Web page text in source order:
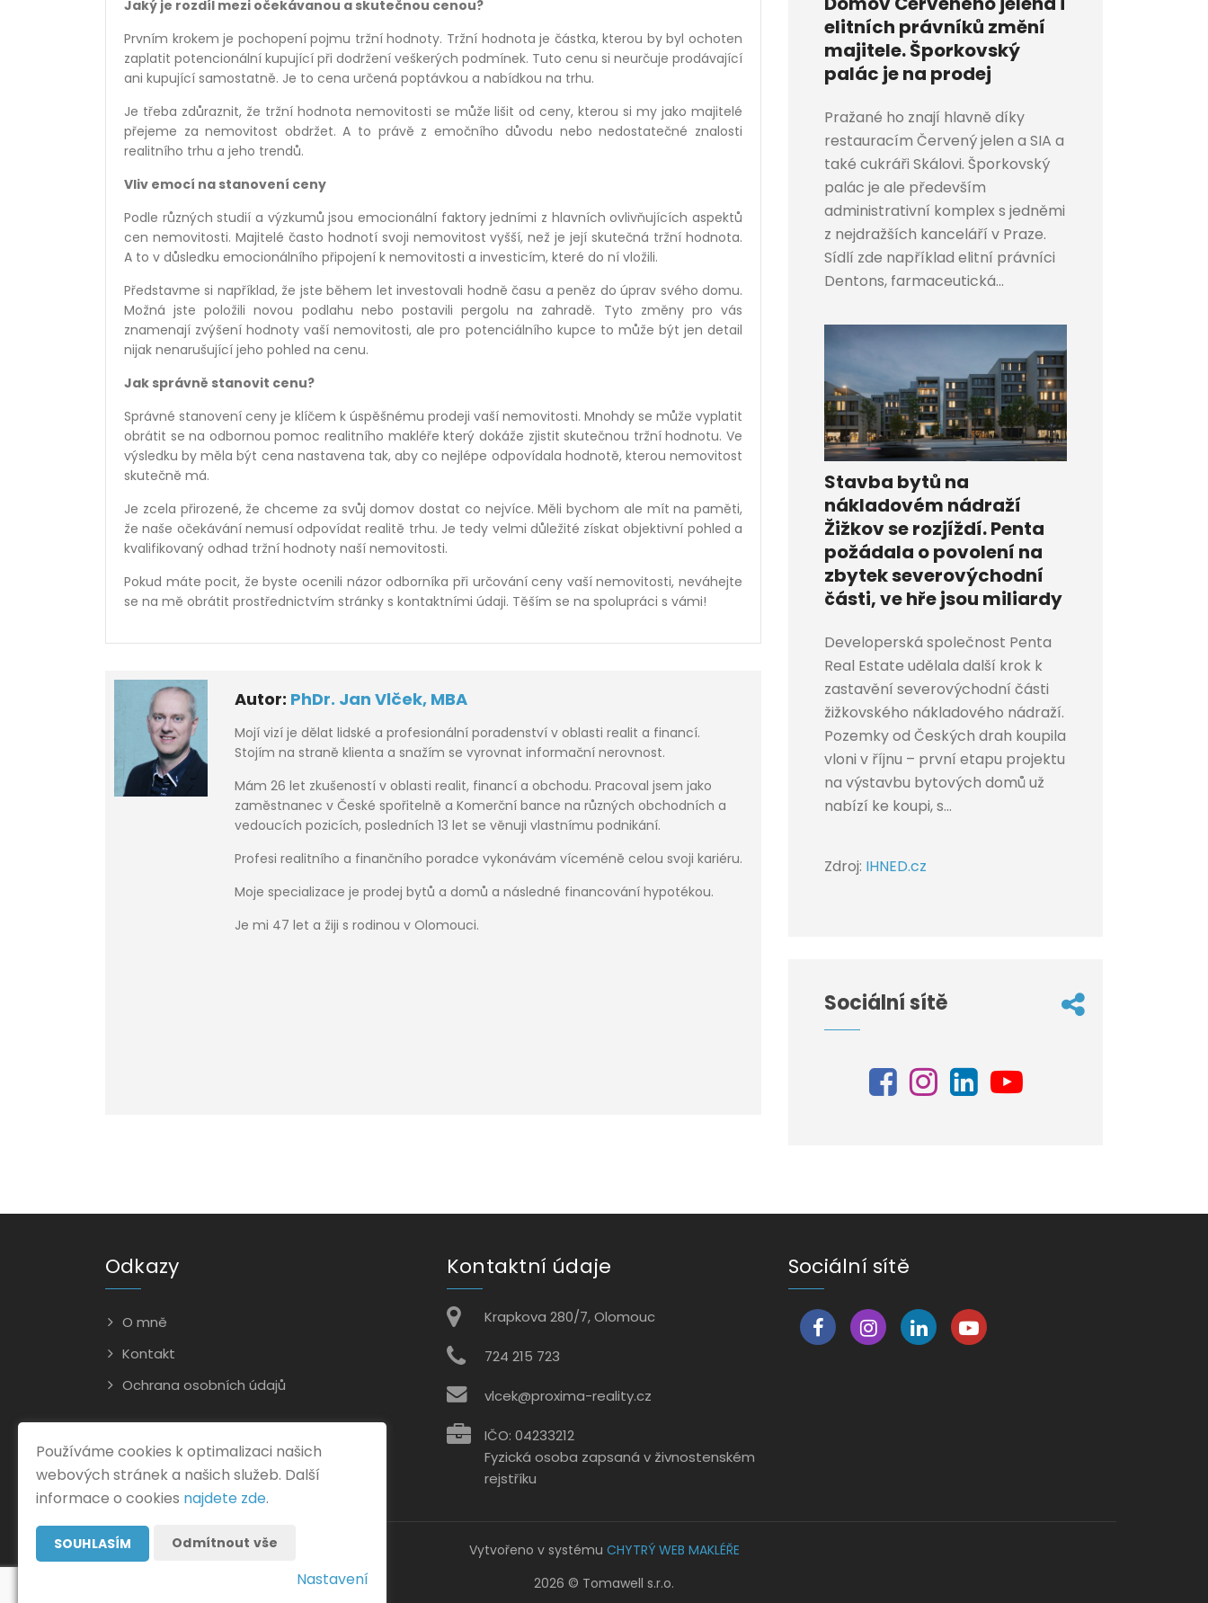
Jaký je rozdíl mezi očekávanou a skutečnou cenou?
Prvním krokem je pochopení pojmu tržní hodnoty. Tržní hodnota je částka, kterou by byl ochoten
zaplatit potencionální kupující při dodržení veškerých podmínek. Tuto cenu si neurčuje prodávající
ani kupující samostatně. Je to cena určená poptávkou a nabídkou na trhu.
Je třeba zdůraznit, že tržní hodnota nemovitosti se může lišit od ceny, kterou si my jako majitelé
přejeme za nemovitost obdržet. A to právě z emočního důvodu nebo nedostatečné znalosti
realitního trhu a jeho trendů.
Vliv emocí na stanovení ceny
Podle různých studií a výzkumů jsou emocionální faktory jedními z hlavních ovlivňujících aspektů
cen nemovitosti. Majitelé často hodnotí svoji nemovitost vyšší, než je její skutečná tržní hodnota.
A to v důsledku emocionálního připojení k nemovitosti a investicím, které do ní vložili.
Představme si například, že jste během let investovali hodně času a peněz do úprav svého domu.
Možná jste položili novou podlahu nebo postavili pergolu na zahradě. Tyto změny pro vás
znamenají zvýšení hodnoty vaší nemovitosti, ale pro potenciálního kupce to může být jen detail
nijak nenarušující jeho pohled na cenu.
Jak správně stanovit cenu?
Správné stanovení ceny je klíčem k úspěšnému prodeji vaší nemovitosti. Mnohdy se může vyplatit
obrátit se na odbornou pomoc realitního makléře který dokáže zjistit skutečnou tržní hodnotu. Ve
výsledku by měla být cena nastavena tak, aby co nejlépe odpovídala hodnotě, kterou nemovitost
skutečně má.
Je zcela přirozené, že chceme za svůj domov dostat co nejvíce. Měli bychom ale mít na paměti,
že naše očekávání nemusí odpovídat realitě trhu. Je tedy velmi důležité získat objektivní pohled a
kvalifikovaný odhad tržní hodnoty naší nemovitosti.
Pokud máte pocit, že byste ocenili názor odborníka při určování ceny vaší nemovitosti, neváhejte
se na mě obrátit prostřednictvím stránky s kontaktními údaji. Těším se na spolupráci s vámi!
Autor: PhDr. Jan Vlček, MBA
Mojí vizí je dělat lidské a profesionální poradenství v oblasti realit a financí.
Stojím na straně klienta a snažím se vyrovnat informační nerovnost.
Mám 26 let zkušeností v oblasti realit, financí a obchodu. Pracoval jsem jako
zaměstnanec v České spořitelně a Komerční bance na různých obchodních a
vedoucích pozicích, posledních 13 let se věnuji vlastnímu podnikání.
Profesi realitního a finančního poradce vykonávám víceméně celou svoji kariéru.
Moje specializace je prodej bytů a domů a následné financování hypotékou.
Je mi 47 let a žiji s rodinou v Olomouci.
elitních právníků změní
majitele. Šporkovský
palác je na prodej
Pražané ho znají hlavně díky
restauracím Červený jelen a SIA a
také cukráři Skálovi. Šporkovský
palác je ale především
administrativní komplex s jedněmi
z nejdražších kanceláří v Praze.
Sídlí zde například elitní právníci
Dentons, farmaceutická...
Stavba bytů na
nákladovém nádraží
Žižkov se rozjíždí. Penta
požádala o povolení na
zbytek severovýchodní
části, ve hře jsou miliardy
Developerská společnost Penta
Real Estate udělala další krok k
zastavění severovýchodní části
žižkovského nákladového nádraží.
Pozemky od Českých drah koupila
vloni v říjnu – první etapu projektu
na výstavbu bytových domů už
nabízí ke koupi, s...
Zdroj: IHNED.cz
Sociální sítě
Odkazy
O mně
Kontakt
Ochrana osobních údajů
Kontaktní údaje
Krapkova 280/7, Olomouc
724 215 723
vlcek@proxima-reality.cz
IČO: 04233212
Fyzická osoba zapsaná v živnostenském
rejstříku
Sociální sítě
Vytvořeno v systému CHYTRÝ WEB MAKLÉŘE
2026 © Tomawell s.r.o.
Používáme cookies k optimalizaci našich
webových stránek a našich služeb. Další
informace o cookies najdete zde.
SOUHLASÍM Odmítnout vše
Nastavení